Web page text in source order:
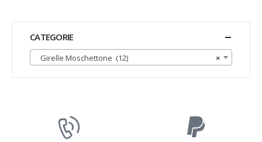
CATEGORIE
×
Girelle Moschettone (12)